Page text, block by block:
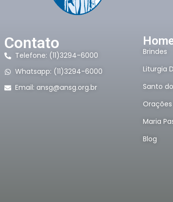
Contato
Telefone: (11)3294-6000
Whatsapp: (11)3294-6000
Email: ansg@ansg.org.br
Brindes
Liturgia
Santo
Orações
Maria
Blog